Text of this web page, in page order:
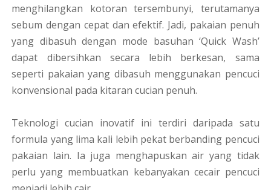
menghilangkan kotoran tersembunyi, terutamanya
sebum dengan cepat dan efektif. Jadi, pakaian penuh
yang dibasuh dengan mode basuhan ‘Quick Wash’
dapat dibersihkan secara lebih berkesan, sama
seperti pakaian yang dibasuh menggunakan pencuci
konvensional pada kitaran cucian penuh.
Teknologi cucian inovatif ini terdiri daripada satu
formula yang lima kali lebih pekat berbanding pencuci
pakaian lain. Ia juga menghapuskan air yang tidak
perlu yang membuatkan kebanyakan cecair pencuci